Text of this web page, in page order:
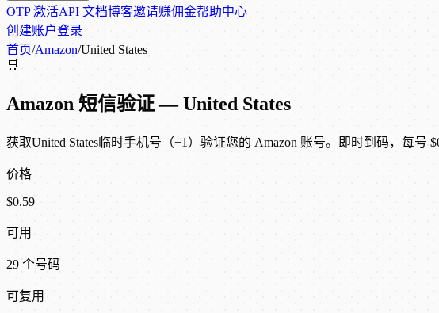
OTP 激活API 文档博客邀请赚佣金帮助中心
创建账户登录
首页/Amazon/United States
🛒
Amazon 短信验证 — United States
获取United States临时手机号（+1）验证您的 Amazon 账号。即时到码，每号
价格
$0.59
可用
29 个号码
可复用